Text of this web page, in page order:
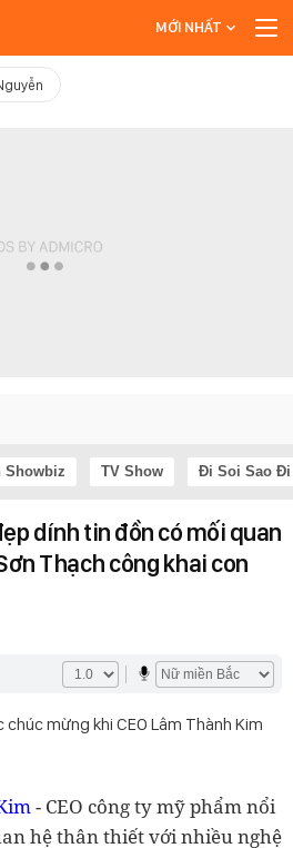
MỚI NHẤT
Showbiz TV Show Đi Soi Sao Đi
dính tin đồn có mối quan
Thạch công khai con
mừng khi CEO Lâm Thành Kim
- CEO công ty mỹ phẩm nổi
hệ thân thiết với nhiều nghệ